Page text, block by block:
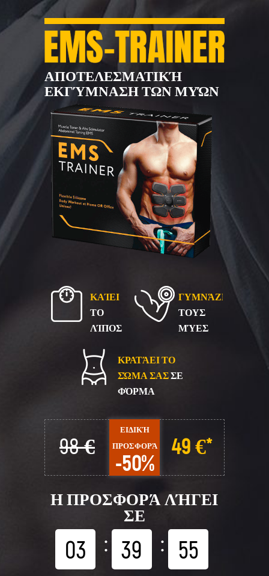
ΑΠΟΤΕΛΕΣΜΑΤΙΚΉ
ΕΚΓΎΜΝΑΣΗ ΤΩΝ ΜΥΏΝ
ΚΑΊΕΙ
ΤΟ
ΛΊΠΟΣ
ΓΥΜΝΆΖΕΙ
ΤΟΥΣ
ΜΎΕΣ
ΚΡΑΤΆΕΙ ΤΟ
ΣΏΜΑ ΣΑΣΣΕ
ΦΌΡΜΑ
98 € 49 €*
ΕΙΔΙΚΉ
ΠΡΟΣΦΟΡΆ
-50%
Η ΠΡΟΣΦΟΡΆ ΛΉΓΕΙ
ΣΕ
03 : 39 : 54